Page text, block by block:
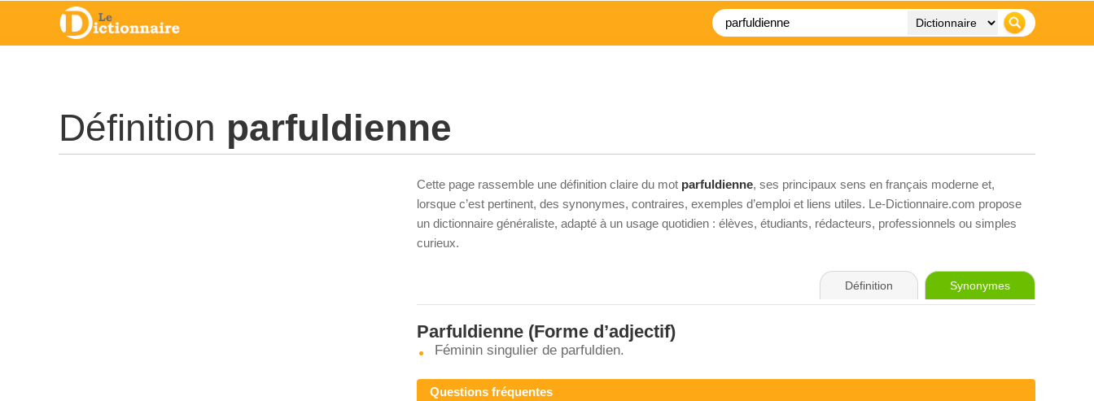
Définition parfuldienne
Cette page rassemble une définition claire du mot parfuldienne, ses principaux sens en français moderne et,
lorsque c’est pertinent, des synonymes, contraires, exemples d’emploi et liens utiles. Le-Dictionnaire.com propose
un dictionnaire généraliste, adapté à un usage quotidien : élèves, étudiants, rédacteurs, professionnels ou simples
curieux.
Définition Synonymes
Parfuldienne (Forme d’adjectif)
Féminin singulier de parfuldien.
Questions fréquentes